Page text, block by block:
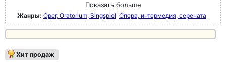
Показать больше
Жанры: Oper, Oratorium, Singspiel Опера, интермедия, серената
Хит продаж